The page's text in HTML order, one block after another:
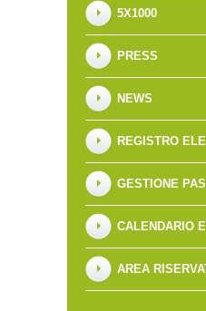
5X1000
PRESS
NEWS
REGISTRO
GESTIONE
CALENDARIO
AREA